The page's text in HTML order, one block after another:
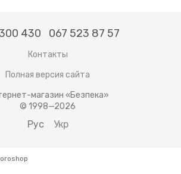
430 067 523 87 57
Контакты
Полная версия сайта
магазин «Безпека»
© 1998—2026
Рус Укр